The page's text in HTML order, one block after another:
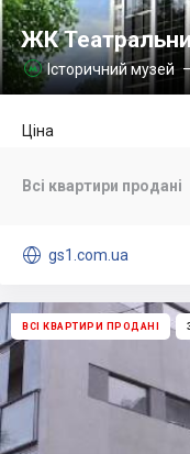
ЖК
 Історичний музей–
Ціна
Всі квартири продані
 gs1.com.ua
ВСІ КВАРТИРИ ПРОДАНІ